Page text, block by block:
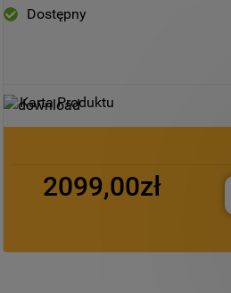
Dostępny
Karta Produktu
2099,00zł